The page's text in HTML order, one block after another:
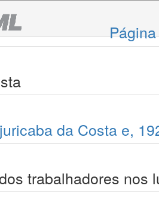
da Costa e,
trabalhadores nos